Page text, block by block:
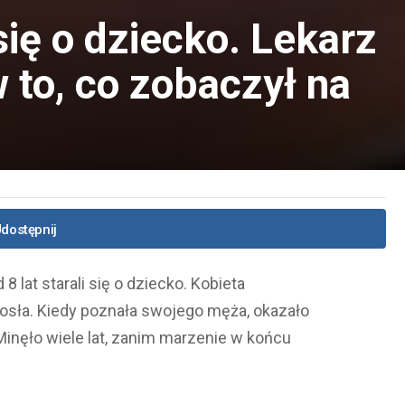
o dziecko. Lekarz
co zobaczył na
lat starali się o dziecko. Kobieta
Kiedy poznała swojego męża, okazało
wiele lat, zanim marzenie w końcu